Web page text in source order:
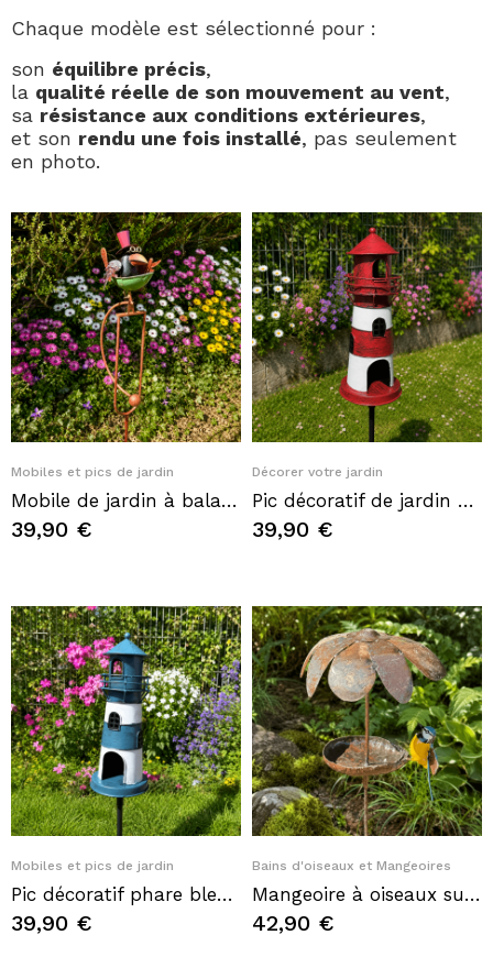
Chaque modèle est sélectionné pour :
son équilibre précis,
la qualité réelle de son mouvement au vent,
sa résistance aux conditions extérieures,
et son rendu une fois installé, pas seulement
en photo.
Quick View
Mobiles et pics de jardin
Mobile de jardin à balancier Corbeau Steampunk en métal
39,90 €
Quick View
Décorer votre jardin
Pic décoratif de jardin phare rouge et blanc – Une ambiance bord de mer au cœur de votre jardin
39,90 €
Quick View
Mobiles et pics de jardin
Pic décoratif phare bleu et blanc – Une touche marine élégante pour le jardin
39,90 €
Quick View
Bains d'oiseaux et Mangeoires
Mangeoire à oiseaux sur pic en métal recyclé avec fleur et mésange
42,90 €